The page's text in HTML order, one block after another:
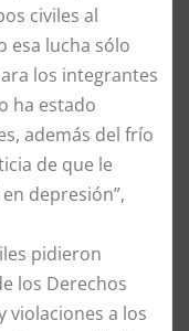
civiles al
esa lucha sólo
los integrantes
ha estado
además del frío
de que le
depresión”,
pidieron
los Derechos
violaciones a los